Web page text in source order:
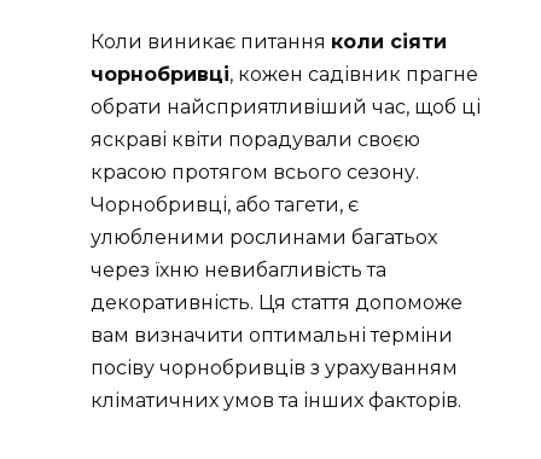
Коли виникає питання коли сіяти
чорнобривці, кожен садівник прагне
обрати найсприятливіший час, щоб ці
яскраві квіти порадували своєю
красою протягом всього сезону.
Чорнобривці, або тагети, є
улюбленими рослинами багатьох
через їхню невибагливість та
декоративність. Ця стаття допоможе
вам визначити оптимальні терміни
посіву чорнобривців з урахуванням
кліматичних умов та інших факторів.